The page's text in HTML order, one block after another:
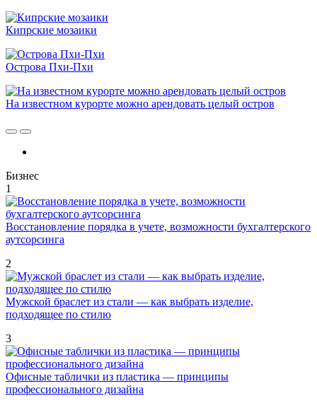
Кипрские мозаики
Острова Пхи-Пхи
На известном курорте можно арендовать целый остров
Бизнес
1
Восстановление порядка в учете, возможности бухгалтерского
аутсорсинга
2
Мужской браслет из стали — как выбрать изделие,
подходящее по стилю
3
Офисные таблички из пластика — принципы
профессионального дизайна